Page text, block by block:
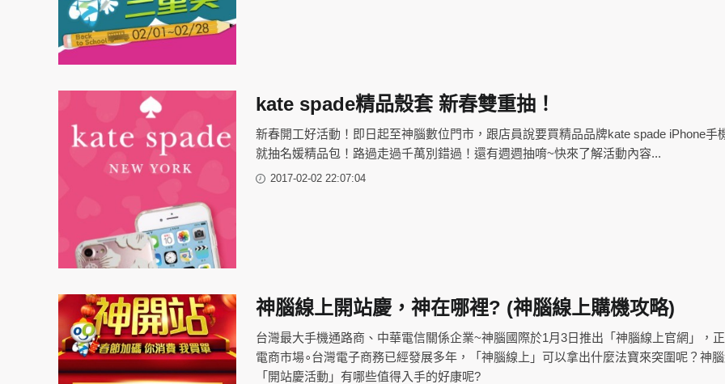
kate spade精品殼套 新春雙重抽！
新春開工好活動！即日起至神腦數位門市，跟店員說要買精品品牌kate spade iPhone手
就抽名媛精品包！路過走過千萬別錯過！還有週週抽唷~快來了解活動內容...
2017-02-02 22:07:04
神腦線上開站慶，神在哪裡? (神腦線上購機攻略)
台灣最大手機通路商、中華電信關係企業~神腦國際於1月3日推出「神腦線上官網」，
電商市場∘台灣電子商務已經發展多年，「神腦線上」可以拿出什麼法寶來突圍呢？神
「開站慶活動」有哪些值得入手的好康呢?